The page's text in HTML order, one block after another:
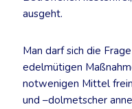
ausgeht.
Man darf sich die
edelmütigen
notwenigen Mittel
und –dolmetscher